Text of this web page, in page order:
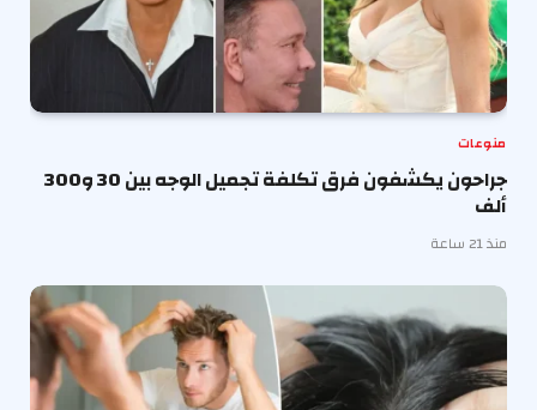
منوعات
جراحون يكشفون فرق تكلفة تجميل الوجه بين 30 و300
ألف
منذ 21 ساعة